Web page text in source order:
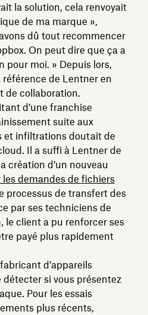
la solution, cela renvoyait
de ma marque »,
dû tout recommencer
On peut dire que ça a
pour moi. » Depuis lors,
de Lentner en
de collaboration.
d’une franchise
suite aux
et infiltrations doutait de
Il a suffi à Lentner de
création d’un nouveau
les demandes de fichiers
processus de transfert des
par ses techniciens de
le client a pu renforcer ses
payé plus rapidement
d’appareils
si vous présentez
Pour les essais
plus récents,